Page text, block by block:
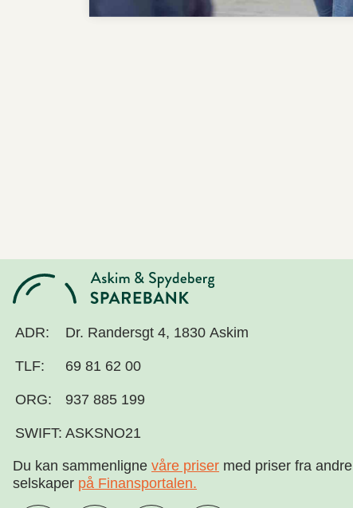
ADR: Dr. Randersgt 4, 1830 Askim
TLF: 69 81 62 00
ORG: 937 885 199
SWIFT: ASKSNO21
Du kan sammenlignevåre priser med priser fra andre
selskaper på Finansportalen.